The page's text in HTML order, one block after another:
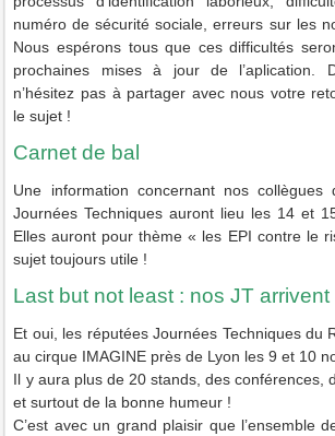
numéro de sécurité sociale, erreurs sur les
Nous espérons tous que ces difficultés
prochaines mises à jour de l’aplication.
n’hésitez pas à partager avec nous votre
le sujet !
Carnet de bal
Une information concernant nos
Journées Techniques auront lieu les 14 et
Elles auront pour thème « les EPI contre le
sujet toujours utile !
Last but not least : nos JT arrivent
Et oui, les réputées Journées Techniques du
au cirque IMAGINE près de Lyon les 9 et 10
Il y aura plus de 20 stands, des conférences,
et surtout de la bonne humeur !
C’est avec un grand plaisir que l’ensemble